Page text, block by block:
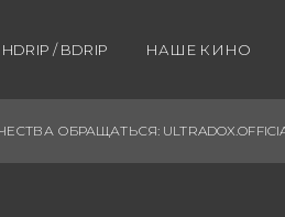
HDRIP / BDRIP НАШЕ КИНО
ОБРАЩАТЬСЯ: